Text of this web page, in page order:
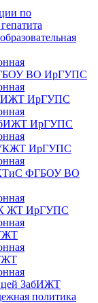
по
ФГБОУ ВО ИрГУПС
ИрГУПС
ИрГУПС
УУКЖТ ИрГУПС
ФГБОУ ВО
МК ЖТ ИрГУПС
ЗабИЖТ
политика